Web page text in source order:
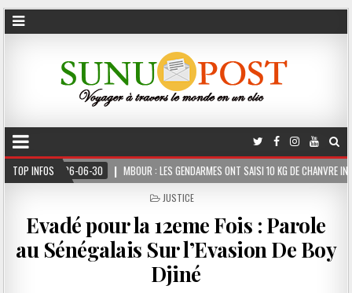
TOP INFOS
MBOUR : LES GENDARMES ONT SAISI 10 KG DE CHANVRE INDIEN DISSIMULÉS DANS LE
POSTED
JUSTICE
Evadé pour la 12eme Fois : Parole
au Sénégalais Sur l’Evasion De Boy
Djiné